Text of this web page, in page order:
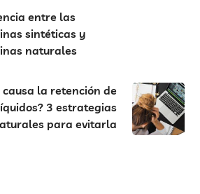
entre las
sintéticas y
naturales
causa la retención de
3 estrategias
para evitarla